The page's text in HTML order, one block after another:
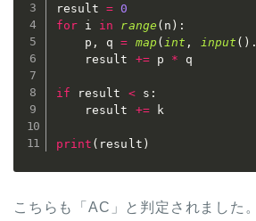
result = 0
for i in range ( n ) :
    p
, q = map ( int , input ( ) .
    result
+= p * q
if result < s :
    result
+= k
print ( result )
こちらも「AC」と判定されました。